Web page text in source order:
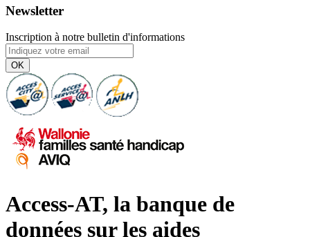
Newsletter
Inscription à notre bulletin d'informations
OK
Access-AT, la banque de
données sur les aides